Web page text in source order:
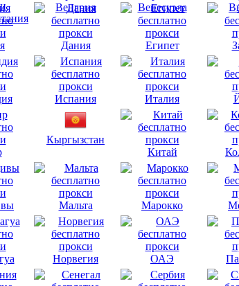
Венгрия Венесуэла
Дания Египет
Испания Италия
Кыргызстан
Китай
Мальта Марокко
Норвегия ОАЭ